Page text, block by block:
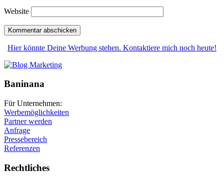
Website
Hier könnte Deine Werbung stehen. Kontaktiere mich noch heute!
Baninana
Für Unternehmen:
Werbemöglichkeiten
Partner werden
Anfrage
Pressebereich
Referenzen
Rechtliches